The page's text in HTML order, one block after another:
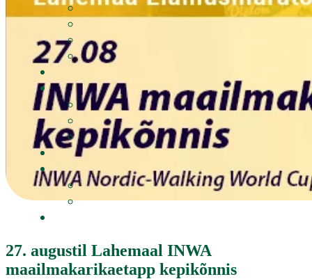
27. augustil Lahemaal INWA
maailmakarikaetapp kepikõnnis